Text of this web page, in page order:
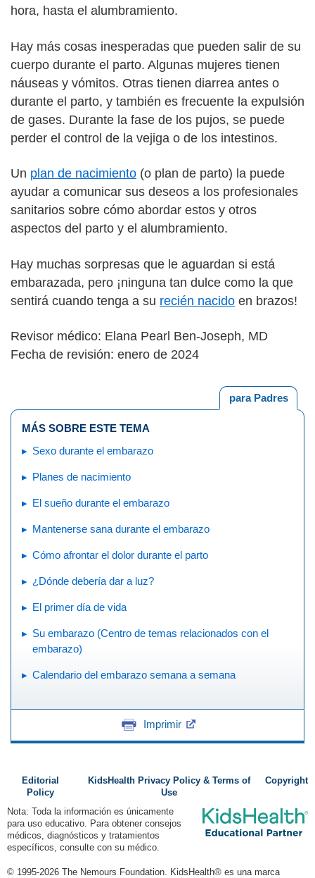
hora, hasta el alumbramiento.
Hay más cosas inesperadas que pueden salir de su
cuerpo durante el parto. Algunas mujeres tienen
náuseas y vómitos. Otras tienen diarrea antes o
durante el parto, y también es frecuente la expulsión
de gases. Durante la fase de los pujos, se puede
perder el control de la vejiga o de los intestinos.
Un plan de nacimiento (o plan de parto) la puede
ayudar a comunicar sus deseos a los profesionales
sanitarios sobre cómo abordar estos y otros
aspectos del parto y el alumbramiento.
Hay muchas sorpresas que le aguardan si está
embarazada, pero ¡ninguna tan dulce como la que
sentirá cuando tenga a su recién nacido en brazos!
Revisor médico: Elana Pearl Ben-Joseph, MD
Fecha de revisión: enero de 2024
para Padres
MÁS SOBRE ESTE TEMA
Sexo durante el embarazo
Planes de nacimiento
El sueño durante el embarazo
Mantenerse sana durante el embarazo
Cómo afrontar el dolor durante el parto
¿Dónde debería dar a luz?
El primer día de vida
Su embarazo (Centro de temas relacionados con el
embarazo)
Calendario del embarazo semana a semana
Imprimir
Editorial
Policy
KidsHealth Privacy Policy & Terms of
Use
Copyright
Nota: Toda la información es únicamente
para uso educativo. Para obtener consejos
médicos, diagnósticos y tratamientos
específicos, consulte con su médico.
© 1995-2026 The Nemours Foundation. KidsHealth® es una marca